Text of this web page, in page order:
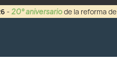
- 20° aniversariode la reforma